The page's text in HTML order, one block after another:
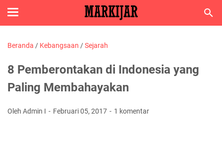
Beranda / Kebangsaan /Sejarah
8 Pemberontakan di Indonesia yang
Paling Membahayakan
Oleh Admin I Februari 05, 2017 1 komentar